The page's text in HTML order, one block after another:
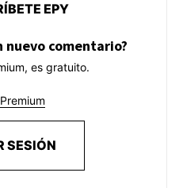
EPY
nuevo comentario?
es gratuito.
SESIÓN